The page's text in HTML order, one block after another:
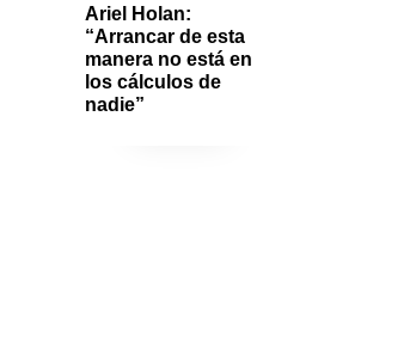
Ariel Holan:
“Arrancar de esta
manera no está en
los cálculos de
nadie”